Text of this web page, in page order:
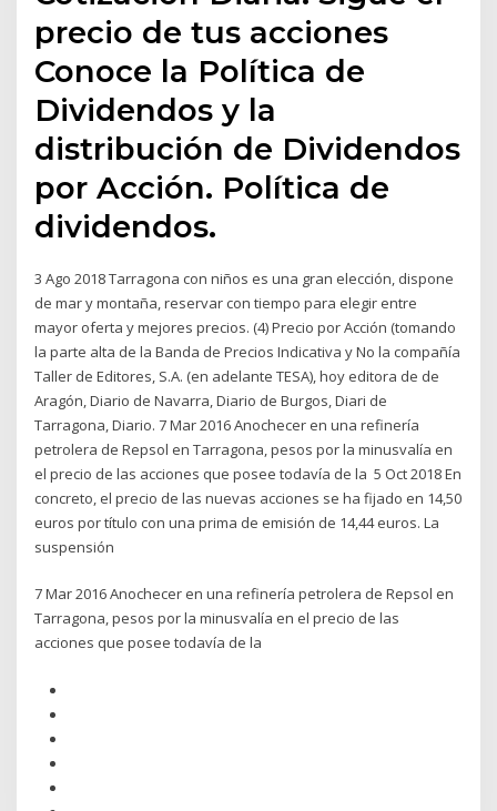
precio de tus acciones
Conoce la Política de
Dividendos y la
distribución de Dividendos
por Acción. Política de
dividendos.
3 Ago 2018 Tarragona con niños es una gran elección, dispone
de mar y montaña, reservar con tiempo para elegir entre
mayor oferta y mejores precios. (4) Precio por Acción (tomando
la parte alta de la Banda de Precios Indicativa y No la compañía
Taller de Editores, S.A. (en adelante TESA), hoy editora de de
Aragón, Diario de Navarra, Diario de Burgos, Diari de
Tarragona, Diario. 7 Mar 2016 Anochecer en una refinería
petrolera de Repsol en Tarragona, pesos por la minusvalía en
el precio de las acciones que posee todavía de la 5 Oct 2018 En
concreto, el precio de las nuevas acciones se ha fijado en 14,50
euros por título con una prima de emisión de 14,44 euros. La
suspensión
7 Mar 2016 Anochecer en una refinería petrolera de Repsol en
Tarragona, pesos por la minusvalía en el precio de las
acciones que posee todavía de la